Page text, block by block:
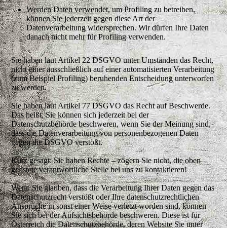
Werden Daten verwendet, um Profiling zu betreiben,
können Sie jederzeit gegen diese Art der
Datenverarbeitung widersprechen. Wir dürfen Ihre Daten
danach nicht mehr für Profiling verwenden.
Sie haben laut Artikel 22 DSGVO unter Umständen das Recht,
nicht einer ausschließlich auf einer automatisierten Verarbeitung
(zum Beispiel Profiling) beruhenden Entscheidung unterworfen
zu werden.
Sie haben laut Artikel 77 DSGVO das Recht auf Beschwerde.
Das heißt, Sie können sich jederzeit bei der
Datenschutzbehörde beschweren, wenn Sie der Meinung sind,
dass die Datenverarbeitung von personenbezogenen Daten
gegen die DSGVO verstößt.
Kurz gesagt: Sie haben Rechte – zögern Sie nicht, die oben
gelistete verantwortliche Stelle bei uns zu kontaktieren!
Wenn Sie glauben, dass die Verarbeitung Ihrer Daten gegen das
Datenschutzrecht verstößt oder Ihre datenschutzrechtlichen
Ansprüche in sonst einer Weise verletzt worden sind, können
Sie sich bei der Aufsichtsbehörde beschweren. Diese ist für
Österreich die Datenschutzbehörde, deren Website Sie unter